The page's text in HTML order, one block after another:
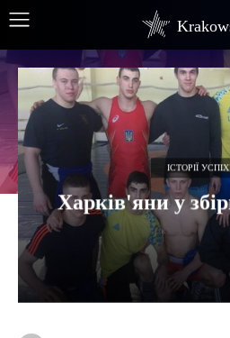
ІСТОРІЇ
Харків'яни у